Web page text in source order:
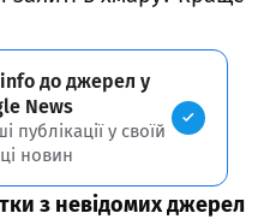
до джерел у
News
у своїй
новин
з невідомих джерел